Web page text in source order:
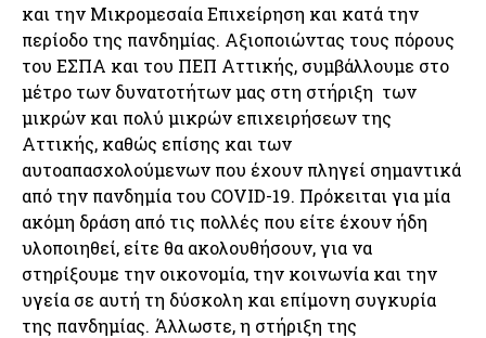
και την Μικρομεσαία Επιχείρηση και κατά την
περίοδο της πανδημίας. Αξιοποιώντας τους πόρους
του ΕΣΠΑ και του ΠΕΠ Αττικής, συμβάλλουμε στο
μέτρο των δυνατοτήτων μας στη στήριξη των
μικρών και πολύ μικρών επιχειρήσεων της
Αττικής, καθώς επίσης και των
αυτοαπασχολούμενων που έχουν πληγεί σημαντικά
από την πανδημία του COVID-19. Πρόκειται για μία
ακόμη δράση από τις πολλές που είτε έχουν ήδη
υλοποιηθεί, είτε θα ακολουθήσουν, για να
στηρίξουμε την οικονομία, την κοινωνία και την
υγεία σε αυτή τη δύσκολη και επίμονη συγκυρία
της πανδημίας. Άλλωστε, η στήριξη της